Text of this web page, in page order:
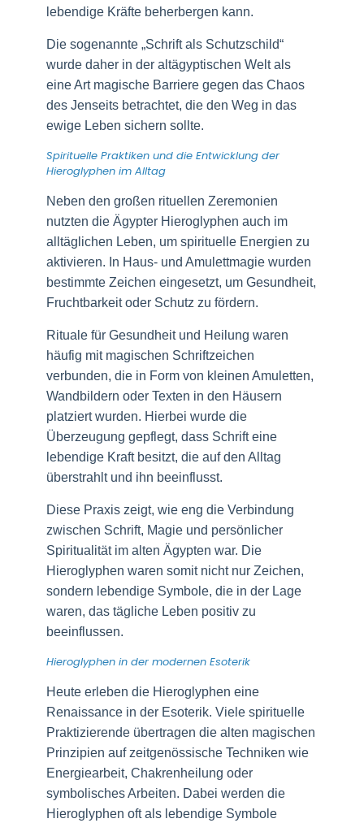
lebendige Kräfte beherbergen kann.
Die sogenannte „Schrift als Schutzschild“
wurde daher in der altägyptischen Welt als
eine Art magische Barriere gegen das Chaos
des Jenseits betrachtet, die den Weg in das
ewige Leben sichern sollte.
Spirituelle Praktiken und die Entwicklung der
Hieroglyphen im Alltag
Neben den großen rituellen Zeremonien
nutzten die Ägypter Hieroglyphen auch im
alltäglichen Leben, um spirituelle Energien zu
aktivieren. In Haus- und Amulettmagie wurden
bestimmte Zeichen eingesetzt, um Gesundheit,
Fruchtbarkeit oder Schutz zu fördern.
Rituale für Gesundheit und Heilung waren
häufig mit magischen Schriftzeichen
verbunden, die in Form von kleinen Amuletten,
Wandbildern oder Texten in den Häusern
platziert wurden. Hierbei wurde die
Überzeugung gepflegt, dass Schrift eine
lebendige Kraft besitzt, die auf den Alltag
überstrahlt und ihn beeinflusst.
Diese Praxis zeigt, wie eng die Verbindung
zwischen Schrift, Magie und persönlicher
Spiritualität im alten Ägypten war. Die
Hieroglyphen waren somit nicht nur Zeichen,
sondern lebendige Symbole, die in der Lage
waren, das tägliche Leben positiv zu
beeinflussen.
Hieroglyphen in der modernen Esoterik
Heute erleben die Hieroglyphen eine
Renaissance in der Esoterik. Viele spirituelle
Praktizierende übertragen die alten magischen
Prinzipien auf zeitgenössische Techniken wie
Energiearbeit, Chakrenheilung oder
symbolisches Arbeiten. Dabei werden die
Hieroglyphen oft als lebendige Symbole